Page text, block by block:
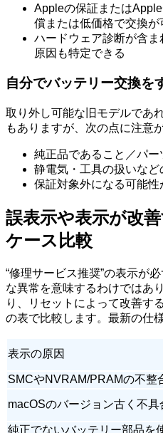
Appleの保証または
償または低価格で交換が
ハードウェア診断が含
原因も特定できる
自分でバッテリー交換を
取り外し可能な旧モデルであ
もありますが、次の点に注意
純正品であること／パー
静電気・工具の扱いなど
保証対象外になる可能性
誤表示や表示が改
ケース比較
“修理サービス推奨”の表示が
な異常を意味するわけではあ
り、リセットによって改善す
の表で比較します。最新の仕
表示の原因
SMCやNVRAM/PRAMの不整
macOSのバージョン古く不具
純正でないバッテリー部品を